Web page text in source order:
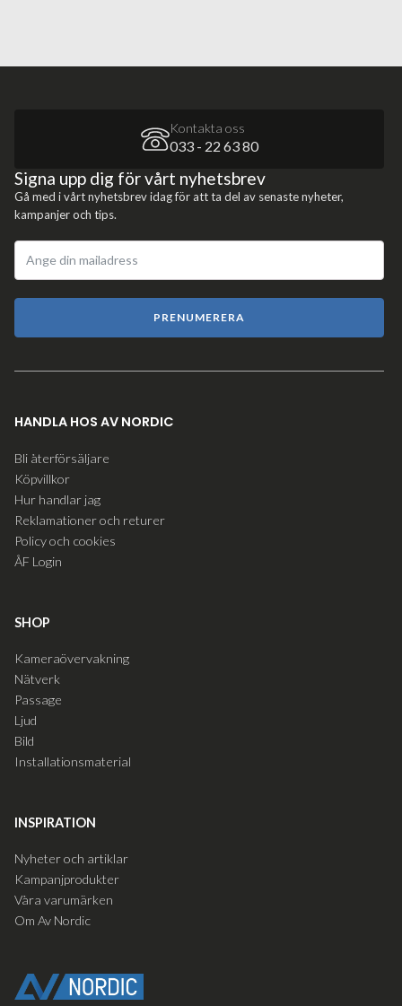
Kontakta oss
033 - 22 63 80
Signa upp dig för vårt nyhetsbrev
Gå med i vårt nyhetsbrev idag för att ta del av senaste nyheter,
kampanjer och tips.
PRENUMERERA
HANDLA HOS AV NORDIC
Bli återförsäljare
Köpvillkor
Hur handlar jag
Reklamationer och returer
Policy och cookies
ÅF Login
SHOP
Kameraövervakning
Nätverk
Passage
Ljud
Bild
Installationsmaterial
INSPIRATION
Nyheter och artiklar
Kampanjprodukter
Våra varumärken
Om Av Nordic